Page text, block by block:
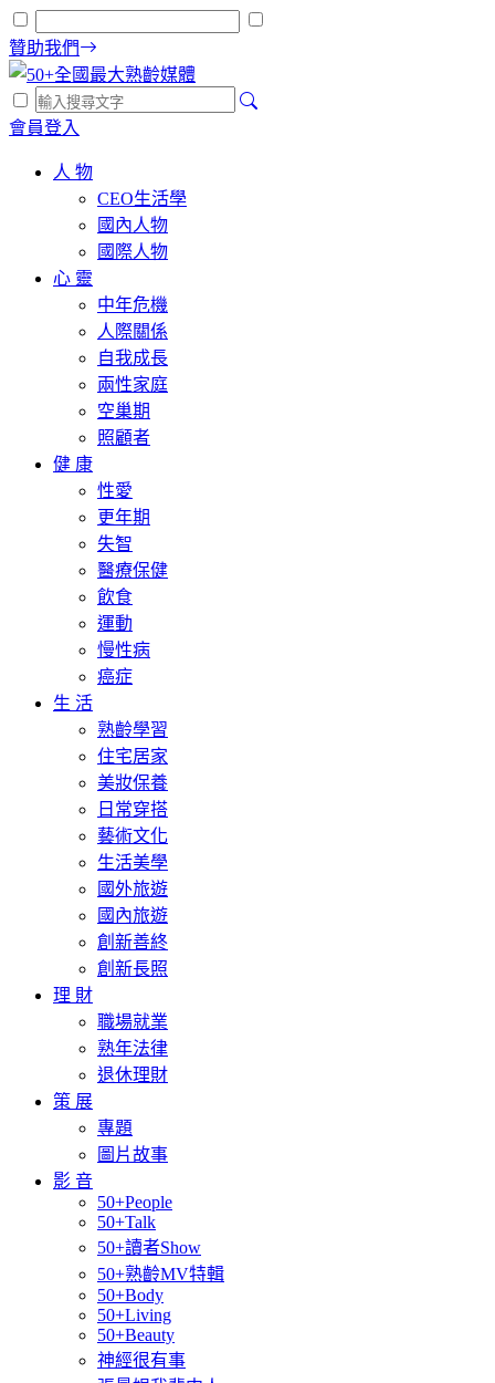
贊助我們
會員登入
人 物
CEO生活學
國內人物
國際人物
心 靈
中年危機
人際關係
自我成長
兩性家庭
空巢期
照顧者
健 康
性愛
更年期
失智
醫療保健
飲食
運動
慢性病
癌症
生 活
熟齡學習
住宅居家
美妝保養
日常穿搭
藝術文化
生活美學
國外旅遊
國內旅遊
創新善終
創新長照
理 財
職場就業
熟年法律
退休理財
策 展
專題
圖片故事
影 音
50+People
50+Talk
50+讀者Show
50+熟齡MV特輯
50+Body
50+Living
50+Beauty
神經很有事